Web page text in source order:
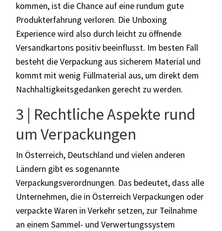
kommen, ist die Chance auf eine rundum gute
Produkterfahrung verloren. Die Unboxing
Experience wird also durch leicht zu öffnende
Versandkartons positiv beeinflusst. Im besten Fall
besteht die Verpackung aus sicherem Material und
kommt mit wenig Füllmaterial aus, um direkt dem
Nachhaltigkeitsgedanken gerecht zu werden.
3 | Rechtliche Aspekte rund
um Verpackungen
In Österreich, Deutschland und vielen anderen
Ländern gibt es sogenannte
Verpackungsverordnungen. Das bedeutet, dass alle
Unternehmen, die in Österreich Verpackungen oder
verpackte Waren in Verkehr setzen, zur Teilnahme
an einem Sammel- und Verwertungssystem